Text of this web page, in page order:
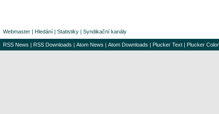
Webmaster | Hledání | Statistiky | Syndikační kanály
RSS News | RSS Downloads | Atom News | Atom Downloads | Plucker Text | Plucker Color